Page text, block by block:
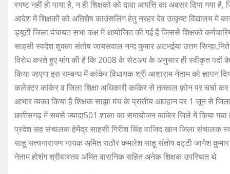
स्पष्ट नहीं हो पाया है, न ही शिक्षको को दावा आपत्ति का अवसर दिया गया
आदेश में शिक्षकों को अतिशेष काउंसलिंग हेतु नरहर देव उत्कृष्ट विद्यालय में
ड्यूटी जिला पंचायत सभा कक्ष में आयोजित की गई है जिससे शिक्षकों
साहसी स्वदेश शुक्ला संतोष जायसवाल नन्द कुमार अटभईया उत्तम
विरोध करते हुए मांग की है कि 2008 के सेटअप के अनुसार ही स्वीकृत पदों
किया जाएगा इस सम्बन्ध में कांकेर विधायक श्री आशाराम नेताम को ज्ञापन
कलेक्टर कांकेर व जिला शिक्षा अधिकारी कांकेर से तत्काल फ़ोन पर चर्चा
आभार व्यक्त किया है शिक्षक साझा मंच के प्रांतीय आवहान पर 1 जून से
छत्तीसगढ़ में सबसे ज्यादा501 शाला का समायोजन कांकेर जिले में किया
प्रदेश सह संचालक हेमेंद्र साहसी गिरीश सिंह वाजिद खान जिला संचालक
साहू सत्यनारायण नायक अमित राठौर कमलेश साहू संतोष वट्टी जागेश
नेताम होशंग श्रीवास्तव अमित वासनिक सहित अनेक शिक्षक उपस्थित थे